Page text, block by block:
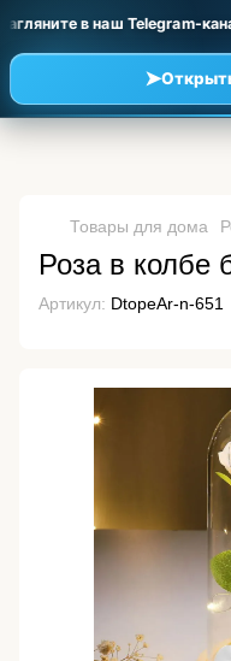
в наш Telegram-
➤
Товары для дома
Роза в колбе
Артикул: DtopeAr-n-651